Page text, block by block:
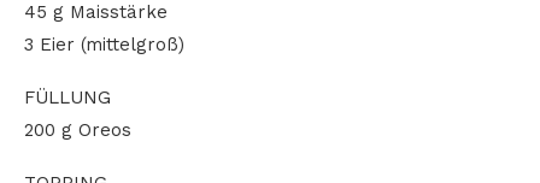
45 g Maisstärke
3 Eier (mittelgroß)
FÜLLUNG
200 g Oreos